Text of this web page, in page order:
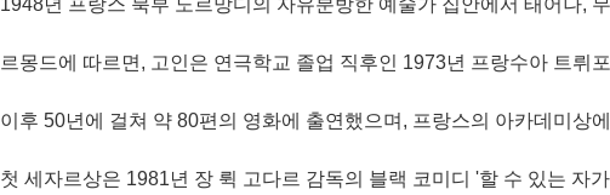
1948년 프랑스 북부 노르망디의 자유분방한 예술가 집안에서 태어나,
르몽드에 따르면, 고인은 연극학교 졸업 직후인 1973년 프랑수아 트
이후 50년에 걸쳐 약 80편의 영화에 출연했으며, 프랑스의 아카데미상
첫 세자르상은 1981년 장 뤽 고다르 감독의 블랙 코미디 '할 수 있는 자